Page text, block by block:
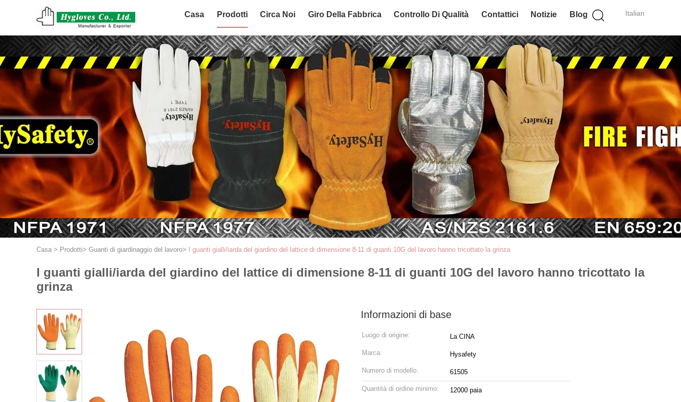
Italian
Casa Prodotti Circa Noi Giro Della Fabbrica Controllo Di Qualità Contattici Notizie Blog
Casa > Prodotti> Guanti di giardinaggio del lavoro> I guanti gialli/iarda del giardino del lattice di dimensione 8-11 di guanti 10G del lavoro hanno tricottato la grinza
I guanti gialli/iarda del giardino del lattice di dimensione 8-11 di guanti 10G del lavoro hanno tricottato la
grinza
Informazioni di base
Luogo di origine: La CINA
Marca: Hysafety
Numero di modello: 61505
Quantità di ordine minimo: 12000 paia